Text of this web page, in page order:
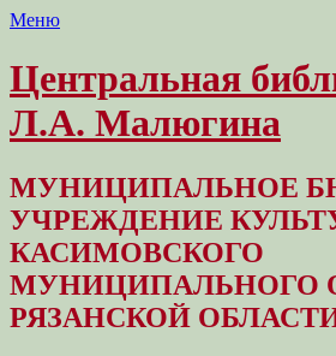
Меню
Центральная
Л.А. Малюгина
МУНИЦИПАЛЬНОЕ
УЧРЕЖДЕНИЕ
КАСИМОВСКОГО
МУНИЦИПАЛЬНОГО
РЯЗАНСКОЙ